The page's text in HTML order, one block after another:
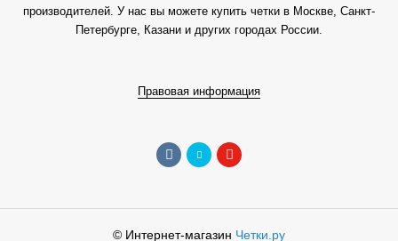
производителей. У нас вы можете купить четки в Москве, Санкт-
Петербурге, Казани и других городах России.
Правовая информация
© Интернет-магазин Четки.ру